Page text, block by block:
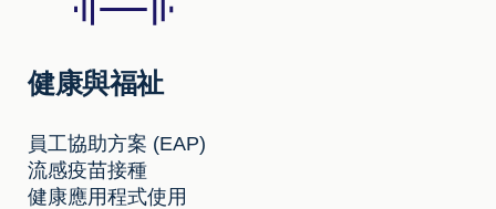
健康與福祉
員工協助方案 (EAP)
流感疫苗接種
健康應用程式使用